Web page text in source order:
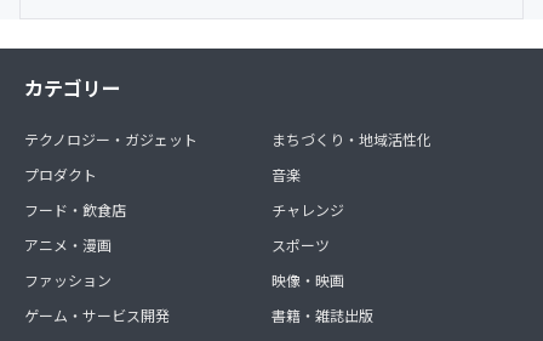
カテゴリー
テクノロジー・ガジェット
プロダクト
フード・飲食店
アニメ・漫画
ファッション
ゲーム・サービス開発
まちづくり・地域活性化
音楽
チャレンジ
スポーツ
映像・映画
書籍・雑誌出版